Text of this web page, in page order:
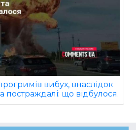
вибух, внаслідок
постраждалі: що відбулося.